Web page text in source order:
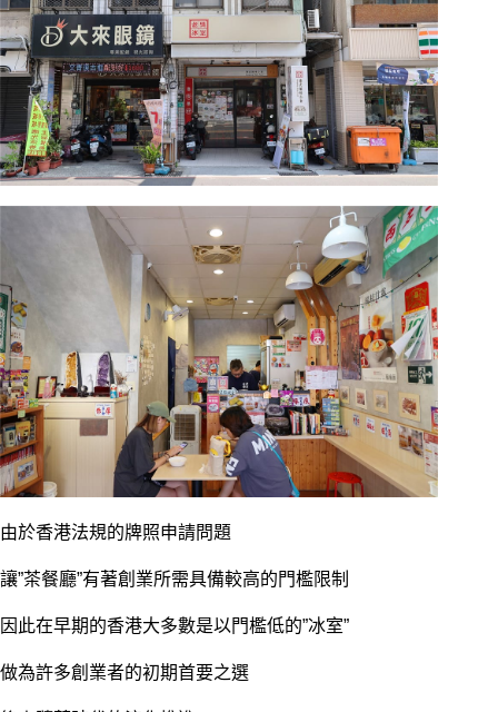
由於香港法規的牌照申請問題
讓”茶餐廳”有著創業所需具備較高的門檻限制
因此在早期的香港大多數是以門檻低的”冰室”
做為許多創業者的初期首要之選